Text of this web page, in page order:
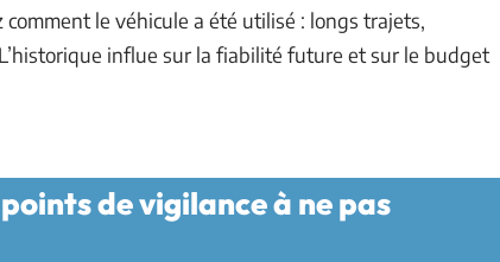
le véhicule a été utilisé : longs trajets,
influe sur la fiabilité future et sur le budget
de vigilance à ne pas